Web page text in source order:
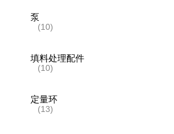
泵
(10)
填料处理配件
(10)
定量环
(13)